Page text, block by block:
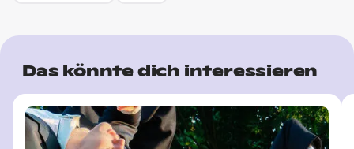
Das könnte dich interessieren